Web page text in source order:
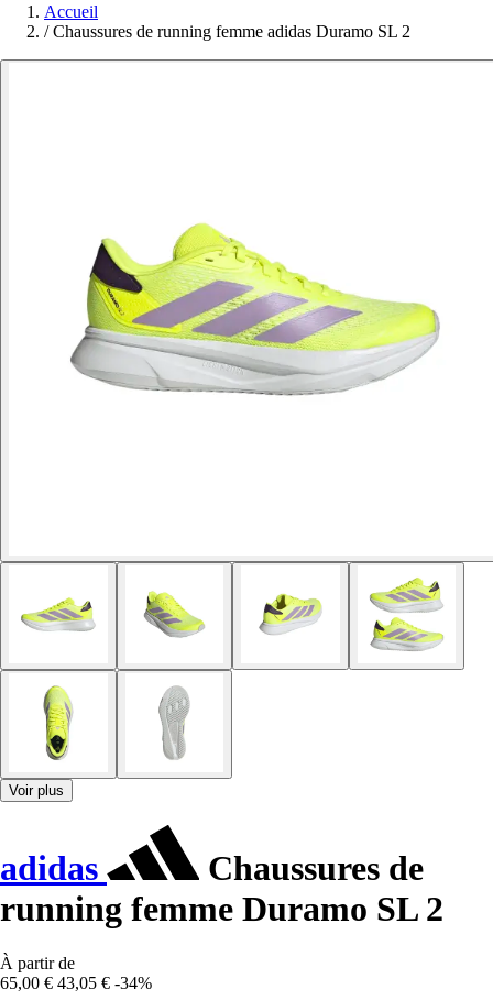
Accueil
/ Chaussures de running femme adidas Duramo SL 2
Voir plus
adidas
Chaussures de
running femme Duramo SL 2
À partir de
65,00 € 43,05 € -34%